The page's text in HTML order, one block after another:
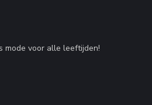
mode voor alle leeftijden!